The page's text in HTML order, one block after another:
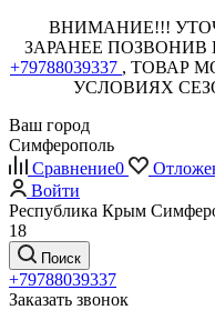
ВНИМАНИЕ!!!
ЗАРАНЕЕ
+79788039337 , ТОВАР
УСЛОВИЯХ
Ваш город
Симферополь
Сравнение0
Войти
Республика Крым
18
Поиск
+79788039337
Заказать звонок